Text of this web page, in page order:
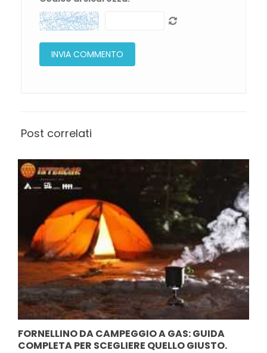
Post correlati
FORNELLINO DA CAMPEGGIO A GAS: GUIDA
COMPLETA PER SCEGLIERE QUELLO GIUSTO.